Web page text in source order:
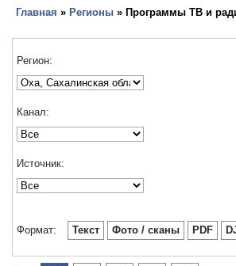
Главная » Регионы » Программы ТВ и
Регион:
Канал:
Источник:
Формат: Текст Фото / сканы PDF